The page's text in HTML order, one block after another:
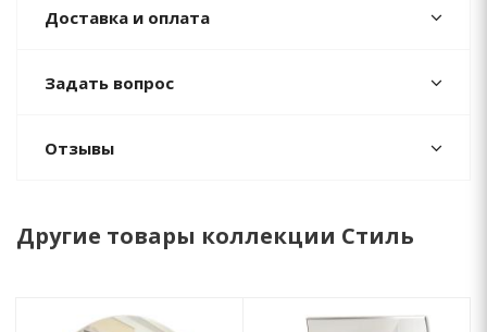
Доставка и оплата
Задать вопрос
Отзывы
Другие товары коллекции Стиль